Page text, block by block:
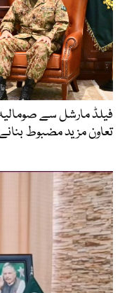
فیلڈ مارشل سے
تعاون مزید مضبوط بنانے